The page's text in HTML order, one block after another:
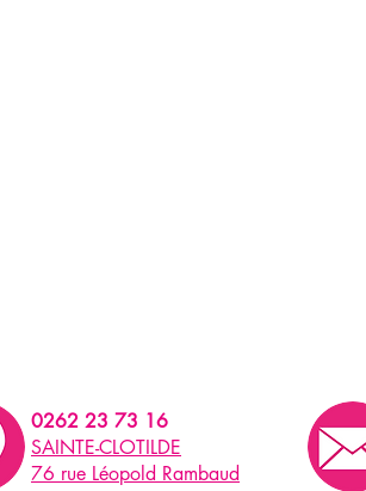
0262 23 73 16
SAINTE-CLOTILDE
76 rue Léopold Rambaud